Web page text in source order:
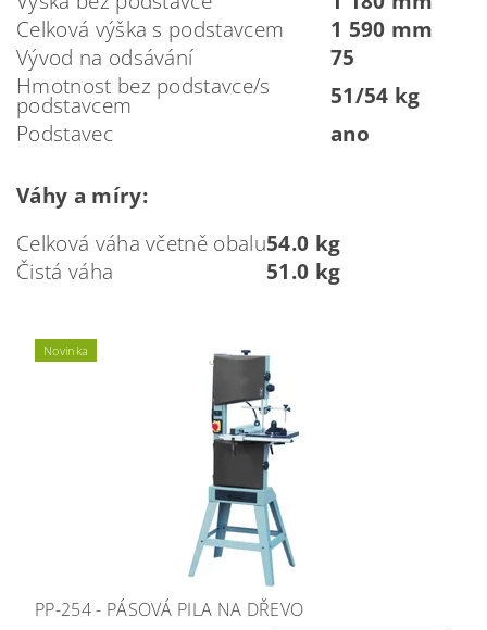
Celková výška s podstavcem
1 590 mm
Vývod na odsávání
75
Hmotnost bez podstavce/s
podstavcem
51/54 kg
Podstavec
ano
Váhy a míry:
Celková váha včetně obalu54.0 kg
Čistá váha
51.0 kg
Novinka
PP-254 - PÁSOVÁ PILA NA DŘEVO